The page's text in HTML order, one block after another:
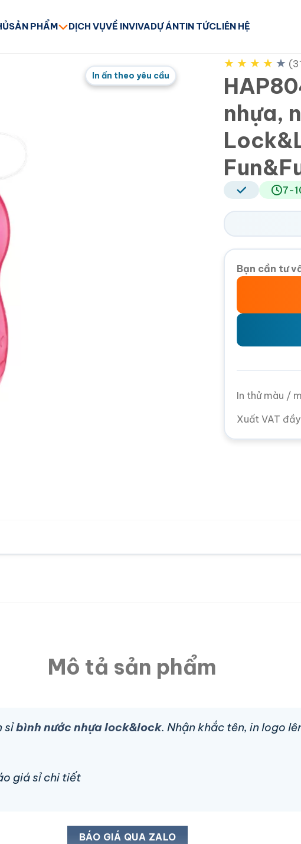
SẢN PHẨM DỊCH VỤVỀ INVIVADỰ ÁNTIN TỨCLIÊN HỆ
In ấn theo yêu cầu
★ ★ ★ ★ ★
nhựa,
7-
Bạn cần tư
In thử màu /
Xuất VAT
Mô tả sản phẩm
sỉbình nước nhựa lock&lock. Nhận khắc tên, in logo
giá sỉ chi tiết
BÁO GIÁ QUA ZALO